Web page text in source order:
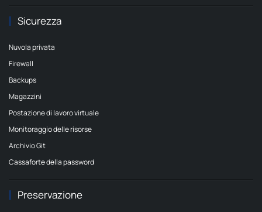
Sicurezza
Nuvola privata
Firewall
Backups
Magazzini
Postazione di lavoro virtuale
Monitoraggio delle risorse
Archivio Git
Cassaforte della password
Preservazione